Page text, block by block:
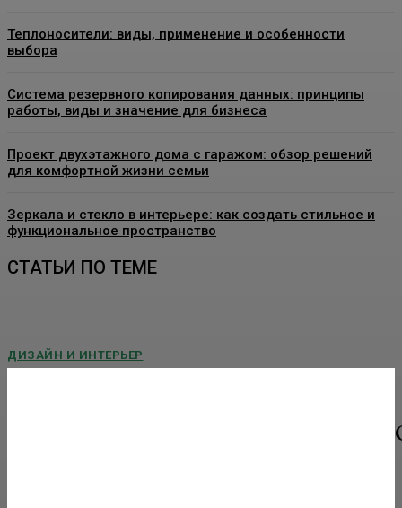
Теплоносители: виды, применение и особенности
выбора
Система резервного копирования данных: принципы
работы, виды и значение для бизнеса
Проект двухэтажного дома с гаражом: обзор решений
для комфортной жизни семьи
Зеркала и стекло в интерьере: как создать стильное и
функциональное пространство
СТАТЬИ ПО ТЕМЕ
ДИЗАЙН И ИНТЕРЬЕР